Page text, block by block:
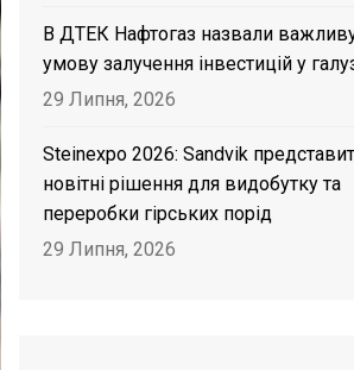
В ДТЕК Нафтогаз назвали
умову залучення інвестицій у
29 Липня, 2026
Steinexpo 2026: Sandvik
новітні рішення для видобутку та
переробки гірських порід
29 Липня, 2026